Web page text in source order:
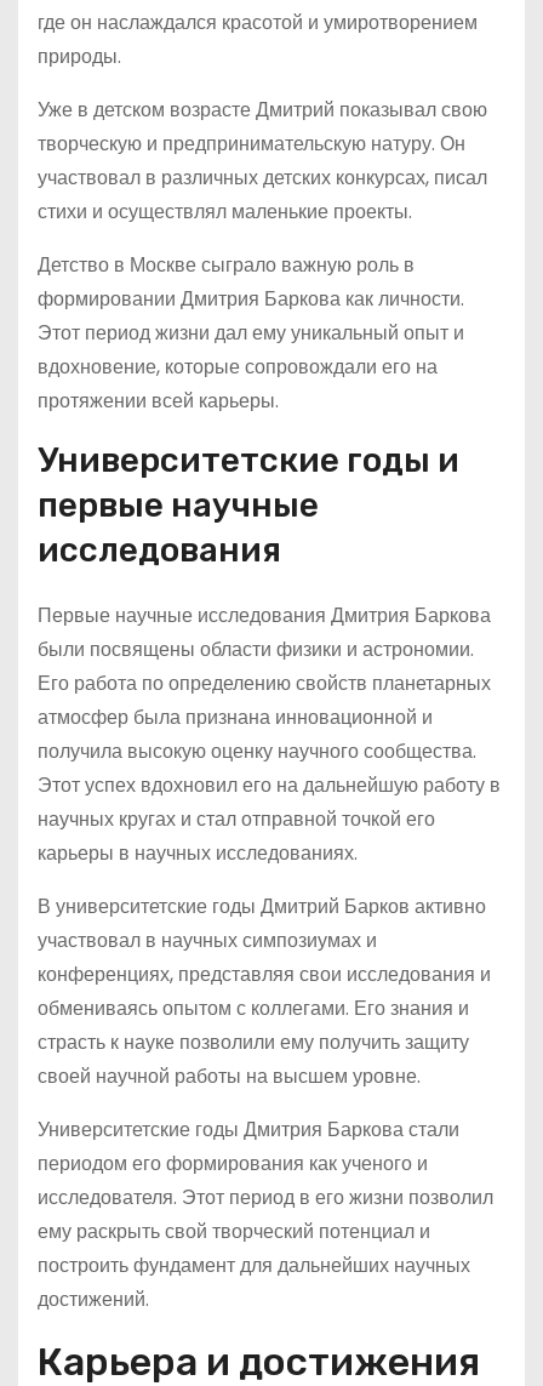
где он наслаждался красотой и умиротворением
природы.
Уже в детском возрасте Дмитрий показывал свою
творческую и предпринимательскую натуру. Он
участвовал в различных детских конкурсах, писал
стихи и осуществлял маленькие проекты.
Детство в Москве сыграло важную роль в
формировании Дмитрия Баркова как личности.
Этот период жизни дал ему уникальный опыт и
вдохновение, которые сопровождали его на
протяжении всей карьеры.
Университетские годы и
первые научные
исследования
Первые научные исследования Дмитрия Баркова
были посвящены области физики и астрономии.
Его работа по определению свойств планетарных
атмосфер была признана инновационной и
получила высокую оценку научного сообщества.
Этот успех вдохновил его на дальнейшую работу в
научных кругах и стал отправной точкой его
карьеры в научных исследованиях.
В университетские годы Дмитрий Барков активно
участвовал в научных симпозиумах и
конференциях, представляя свои исследования и
обмениваясь опытом с коллегами. Его знания и
страсть к науке позволили ему получить защиту
своей научной работы на высшем уровне.
Университетские годы Дмитрия Баркова стали
периодом его формирования как ученого и
исследователя. Этот период в его жизни позволил
ему раскрыть свой творческий потенциал и
построить фундамент для дальнейших научных
достижений.
Карьера и достижения